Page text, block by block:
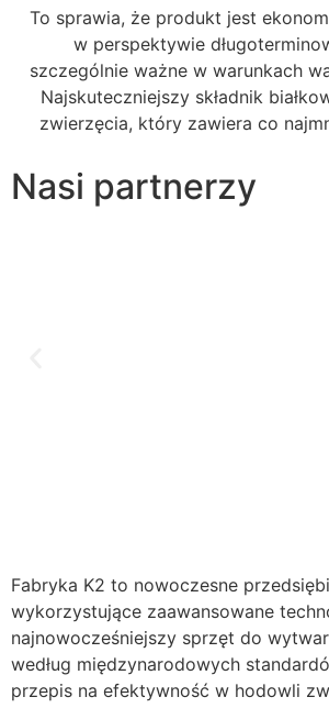
To sprawia, że ​​produkt jest
w perspektywie
szczególnie ważne w warunkach
Najskuteczniejszy składnik
zwierzęcia, który zawiera co
Nasi partnerzy
Fabryka K2 to nowoczesne
wykorzystujące zaawansowane
najnowocześniejszy sprzęt do
według międzynarodowych
przepis na efektywność w hodowli